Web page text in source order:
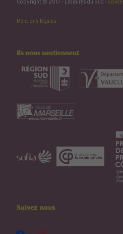
Copyright © 2017 - Libraires du Sud -
Mentions légales
Ils nous soutiennent
Suivez-nous
facebookinstagram